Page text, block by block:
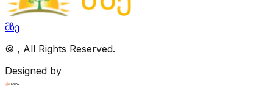
მზე
© , All Rights Reserved.
Designed by